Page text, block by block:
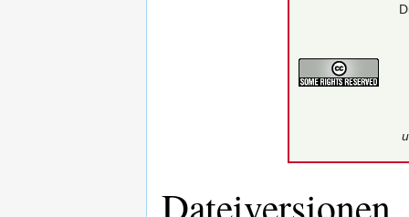
Dateiversionen